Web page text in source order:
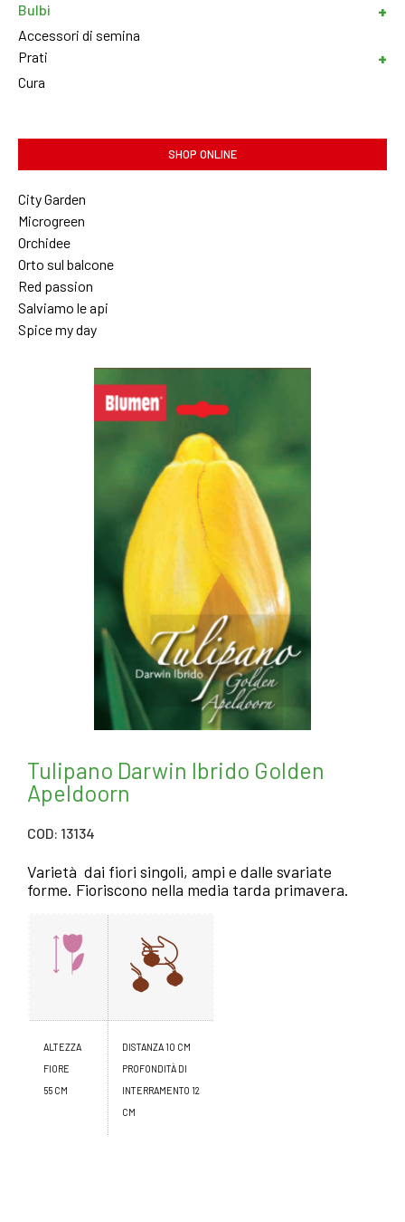
Bulbi
Accessori di semina
Prati
Cura
SHOP ONLINE
City Garden
Microgreen
Orchidee
Orto sul balcone
Red passion
Salviamo le api
Spice my day
Tulipano Darwin Ibrido Golden
Apeldoorn
COD: 13134
Varietà dai fiori singoli, ampi e dalle svariate
forme. Fioriscono nella media tarda primavera.
ALTEZZA
FIORE
55 CM
DISTANZA 10 CM
PROFONDITÀ DI
INTERRAMENTO 12
CM